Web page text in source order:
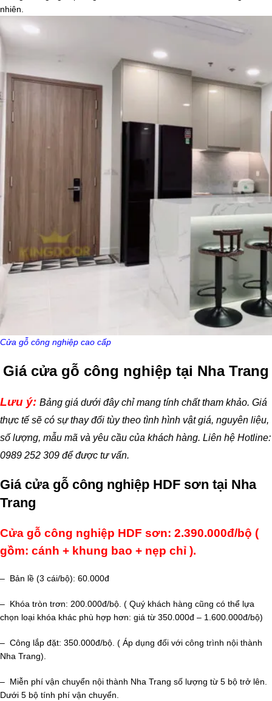
nhiên.
Cửa gỗ công nghiệp cao cấp
Giá cửa gỗ công nghiệp tại Nha Trang
Lưu ý: Bảng giá dưới đây chỉ mang tính chất tham khảo. Giá
thực tế sẽ có sự thay đổi tùy theo tình hình vật giá, nguyên liệu,
số lượng, mẫu mã và yêu cầu của khách hàng. Liên hệ Hotline:
0989 252 309 để được tư vấn.
Giá cửa gỗ công nghiệp HDF sơn tại Nha
Trang
Cửa gỗ công nghiệp HDF sơn: 2.390.000đ/bộ (
gồm: cánh + khung bao + nẹp chỉ ).
– Bản lề (3 cái/bộ): 60.000đ
– Khóa tròn trơn: 200.000đ/bộ. ( Quý khách hàng cũng có thể lựa
chọn loại khóa khác phù hợp hơn: giá từ 350.000đ – 1.600.000đ/bộ)
– Công lắp đặt: 350.000đ/bộ. ( Áp dụng đối với công trình nội thành
Nha Trang).
– Miễn phí vận chuyển nội thành Nha Trang số lượng từ 5 bộ trở lên.
Dưới 5 bộ tính phí vận chuyển.